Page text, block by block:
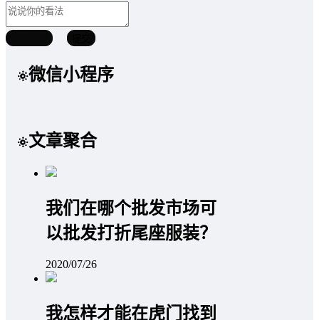
微信小程序
文章聚合
我们在哪个批发市场可
以批发打折尾座服装？
2020/07/26
我怎样才能在虎门找到